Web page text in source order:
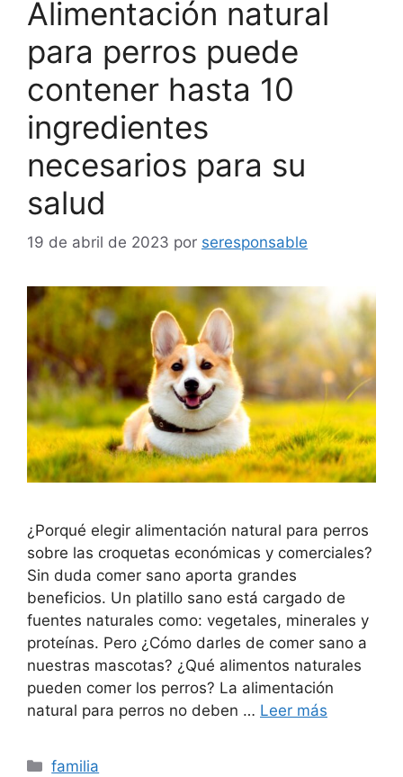
Alimentación natural
para perros puede
contener hasta 10
ingredientes
necesarios para su
salud
19 de abril de 2023 por seresponsable
¿Porqué elegir alimentación natural para perros
sobre las croquetas económicas y comerciales?
Sin duda comer sano aporta grandes
beneficios. Un platillo sano está cargado de
fuentes naturales como: vegetales, minerales y
proteínas. Pero ¿Cómo darles de comer sano a
nuestras mascotas? ¿Qué alimentos naturales
pueden comer los perros? La alimentación
natural para perros no deben … Leer más
Categorías
familia